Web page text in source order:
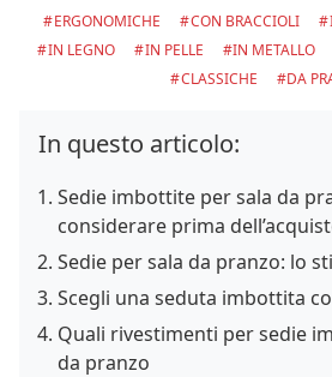
ERGONOMICHE CON BRACCIOLI
IN LEGNO
IN PELLE IN METALLO
CLASSICHE
DA
In questo articolo:
Sedie imbottite per sala da
considerare prima
Sedie per sala da pranzo: lo
Scegli una seduta imbottita
Quali rivestimenti per sedie
da pranzo